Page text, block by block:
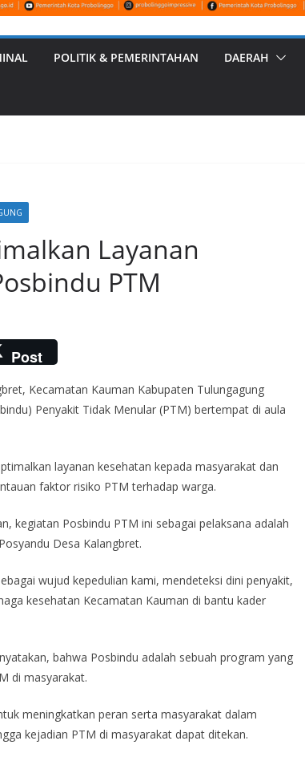
POLITIK & PEMERINTAHAN DAERAH
Layanan
PTM
Post
Kecamatan Kauman Kabupaten Tulungagung
Penyakit Tidak Menular (PTM) bertempat di aula
layanan kesehatan kepada masyarakat dan
faktor risiko PTM terhadap warga.
kegiatan Posbindu PTM ini sebagai pelaksana adalah
Desa Kalangbret.
wujud kepedulian kami, mendeteksi dini penyakit,
kesehatan Kecamatan Kauman di bantu kader
bahwa Posbindu adalah sebuah program yang
di masyarakat.
meningkatkan peran serta masyarakat dalam
kejadian PTM di masyarakat dapat ditekan.